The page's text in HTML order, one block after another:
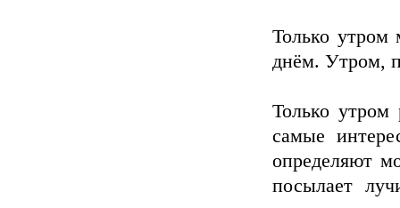
Только утром
днём. Утром,
Только утром
самые
определяют
посылает